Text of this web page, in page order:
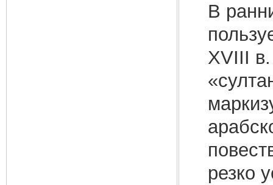
В
XVIII
резко